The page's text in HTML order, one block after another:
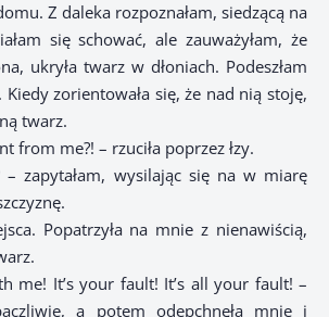
Z daleka rozpoznałam, siedzącą na
się schować, ale zauważyłam, że
ukryła twarz w dłoniach. Podeszłam
zorientowała się, że nad nią stoję,
twarz.
from me?! – rzuciła poprzez łzy.
– zapytałam, wysilając się na w miarę
Popatrzyła na mnie z nienawiścią,
me! It’s your fault! It’s all your fault! –
a potem odepchnęła mnie i